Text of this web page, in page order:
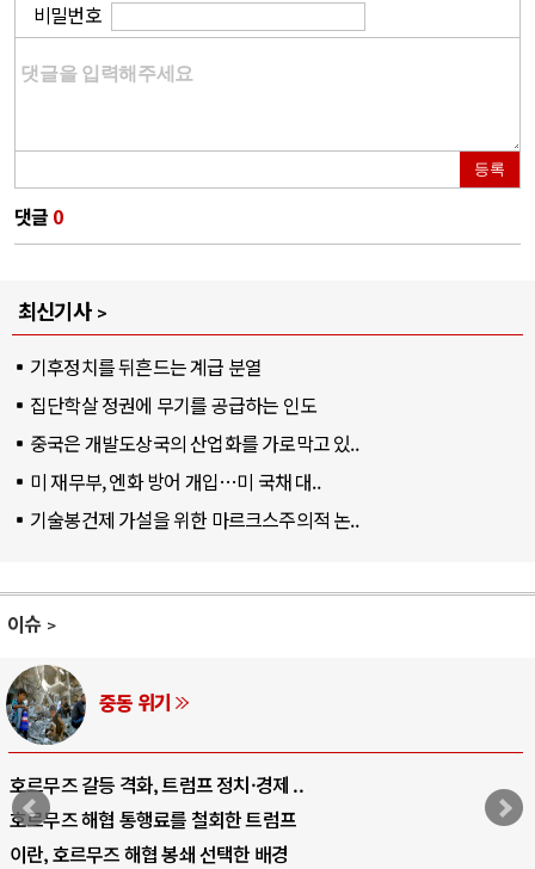
비밀번호
등록
댓글 0
최신기사
기후정치를 뒤흔드는 계급 분열
집단학살 정권에 무기를 공급하는 인도
중국은 개발도상국의 산업화를 가로막고 있..
미 재무부, 엔화 방어 개입…미 국채 대..
기술봉건제 가설을 위한 마르크스주의적 논..
이슈
AI와 인간
중국 AI, 저가 공세로 글로벌 토큰 시..
AI 국부펀드 구상 놓고 미국 진보진영 ..
AI 데이터센터 반대 투쟁은 새로운 글로..